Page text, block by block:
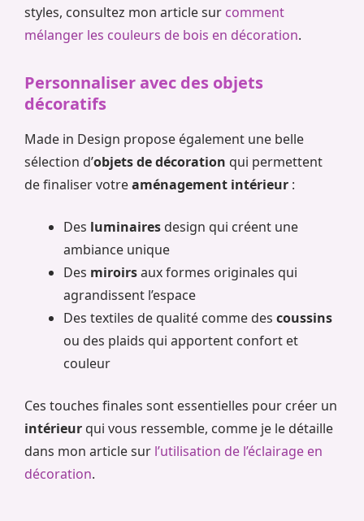
styles, consultez mon article sur comment
mélanger les couleurs de bois en décoration.
Personnaliser avec des objets
décoratifs
Made in Design propose également une belle
sélection d’objets de décoration qui permettent
de finaliser votreaménagement intérieur :
Des luminaires design qui créent une
ambiance unique
Des miroirsaux formes originales qui
agrandissent l’espace
Des textiles de qualité comme des coussins
ou des plaids qui apportent confort et
couleur
Ces touches finales sont essentielles pour créer un
intérieur qui vous ressemble, comme je le détaille
dans mon article sur l’utilisation de l’éclairage en
décoration.